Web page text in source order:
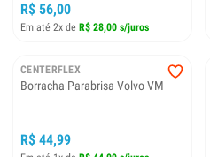
R$ 56,00
Em até 2x de R$ 28,00 s/juros
CENTERFLEX
Borracha Parabrisa Volvo VM
R$ 44,99